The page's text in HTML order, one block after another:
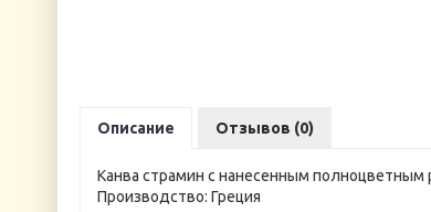
Описание Отзывов (0)
Канва страмин с нанесенным полноцветным
Производство: Греция